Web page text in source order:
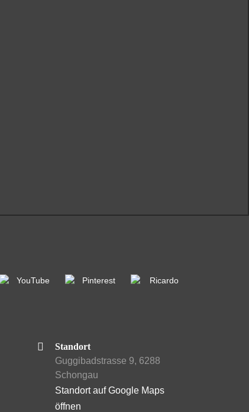
Standort
Guggibadstrasse 9, 6288
Schongau
Standort auf Google Maps
öffnen